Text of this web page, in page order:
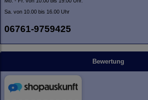
Sa. von 10.00 bis 16.00 Uhr
06761-9759425
Bewertung